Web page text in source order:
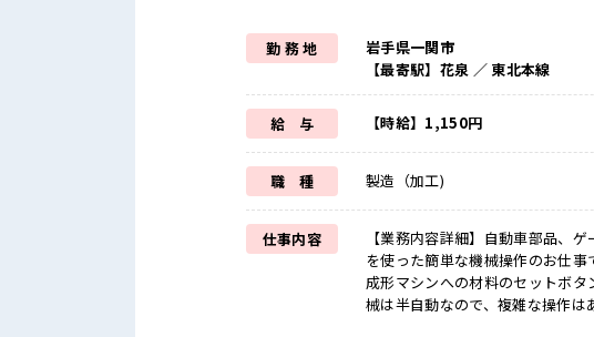
勤 務 地
岩手県一関市
【最寄駅】花泉 ／ 東北本線
給 与 【時給】1,150円
職 種 製造（加工)
仕事内容
【業務内容詳細】自動車部品、
を使った簡単な機械操作のお仕
成形マシンへの材料のセットボ
械は半自動なので、複雑な操作